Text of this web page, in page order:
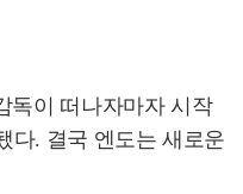
독이 떠나자마자 시작
다. 결국 엔도는 새로운